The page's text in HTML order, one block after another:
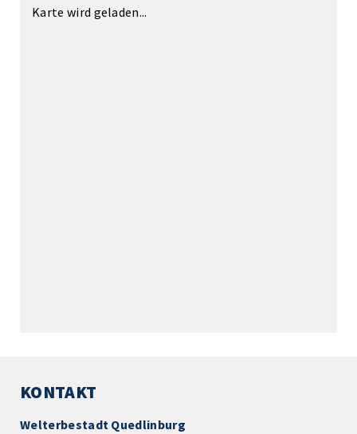
Karte wird geladen...
KONTAKT
Welterbestadt Quedlinburg